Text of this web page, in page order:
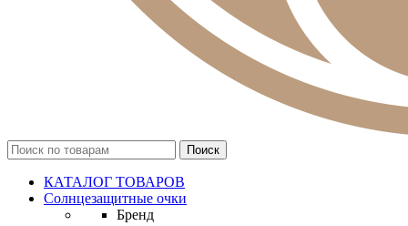
КАТАЛОГ ТОВАРОВ
Солнцезащитные очки
Бренд